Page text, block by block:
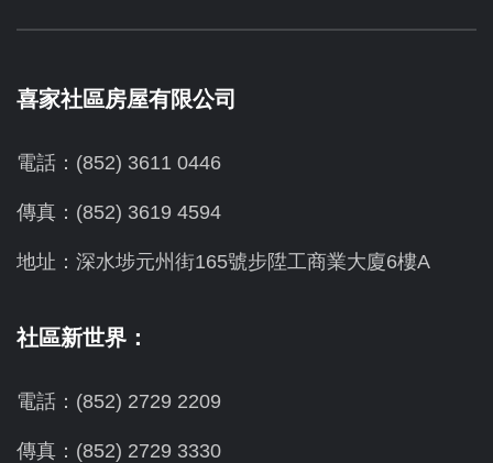
喜家社區房屋有限公司
電話：(852) 3611 0446
傳真：(852) 3619 4594
地址： 深水埗元州街165號步陞工商業大廈6樓A
社區新世界：
電話：(852) 2729 2209
傳真：(852) 2729 3330